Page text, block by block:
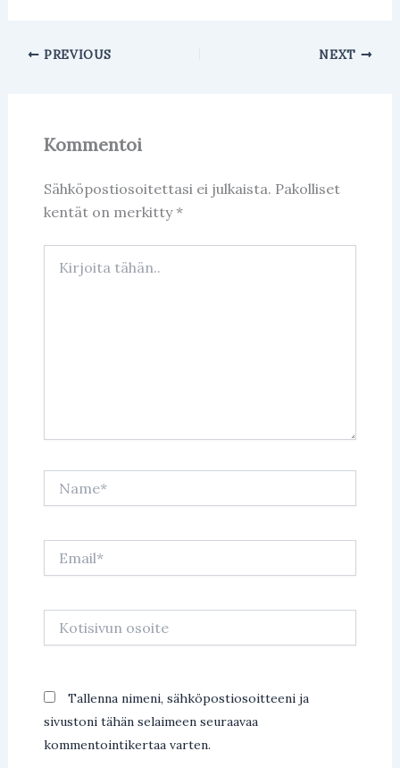
e
o
k
s
p
PREVIOUS NEXT
Kommentoi
Sähköpostiosoitettasi ei julkaista. Pakolliset
kentät on merkitty*
tähän..
osoite
Tallenna nimeni, sähköpostiosoitteeni ja
sivustoni tähän selaimeen seuraavaa
kommentointikertaa varten.